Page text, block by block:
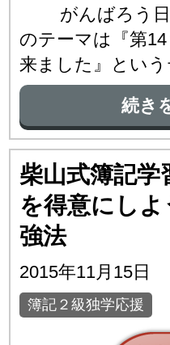
がんばろう日
のテーマは『第
来ました』とい
続き
柴山式簿記学
を得意にし
強法
2015年11月15日
簿記２級独学応援